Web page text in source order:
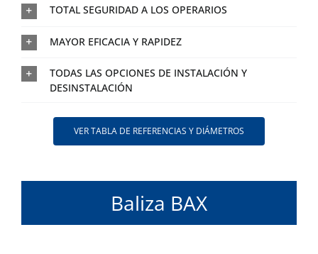
TOTAL SEGURIDAD A LOS OPERARIOS
MAYOR EFICACIA Y RAPIDEZ
TODAS LAS OPCIONES DE INSTALACIÓN Y
DESINSTALACIÓN
VER TABLA DE REFERENCIAS Y DIÁMETROS
Baliza BAX